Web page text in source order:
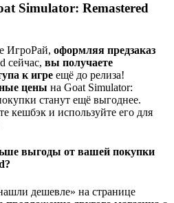
Simulator: Remastered
ИгроРай, оформляя предзаказ
сейчас, вы получаете
к игре ещё до релиза!
цены на Goat Simulator:
станут ещё выгоднее.
кешбэк и используйте его для
выгоды от вашей покупки
дешевле» на странице